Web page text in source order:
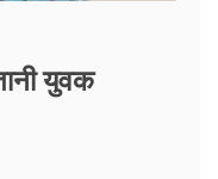
युवक